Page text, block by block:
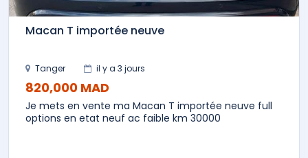
Macan T importée neuve
Tanger il y a 3 jours
820,000 MAD
Je mets en vente ma Macan T importée neuve full
options en etat neuf ac faible km 30000